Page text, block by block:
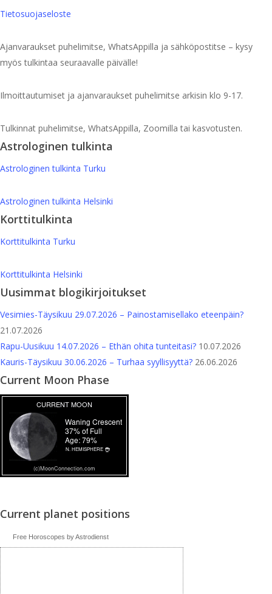
Tietosuojaseloste
Ajanvaraukset puhelimitse, WhatsAppilla ja sähköpostitse – kysy
myös tulkintaa seuraavalle päivälle!
Ilmoittautumiset ja ajanvaraukset puhelimitse arkisin klo 9-17.
Tulkinnat puhelimitse, WhatsAppilla, Zoomilla tai kasvotusten.
Astrologinen tulkinta
Astrologinen tulkinta Turku
Astrologinen tulkinta Helsinki
Korttitulkinta
Korttitulkinta Turku
Korttitulkinta Helsinki
Uusimmat blogikirjoitukset
Vesimies-Täysikuu 29.07.2026 – Painostamisellako eteenpäin?
21.07.2026
Rapu-Uusikuu 14.07.2026 – Ethän ohita tunteitasi? 10.07.2026
Kauris-Täysikuu 30.06.2026 – Turhaa syyllisyyttä? 26.06.2026
Current Moon Phase
Current planet positions
Free Horoscopes by Astrodienst